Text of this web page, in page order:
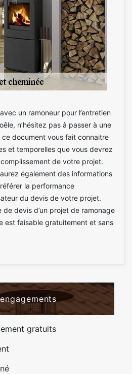
un ramoneur pour l’entretien
n’hésitez pas à passer à une
document vous fait connaitre
et temporelles que vous devrez
de votre projet.
également des informations
la performance
du devis de votre projet.
devis d’un projet de ramonage
est faisable gratuitement et sans
gratuits